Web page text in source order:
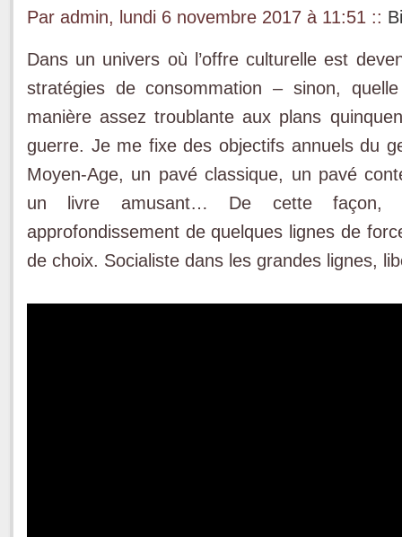
Par admin, lundi 6 novembre 2017 à 11:51 ::
Dans un univers où l’offre culturelle est
stratégies de consommation – sinon,
manière assez troublante aux plans
guerre. Je me fixe des objectifs annuels du
Moyen-Age, un pavé classique, un pavé
un livre amusant… De cette façon,
approfondissement de quelques lignes de
de choix. Socialiste dans les grandes lignes,